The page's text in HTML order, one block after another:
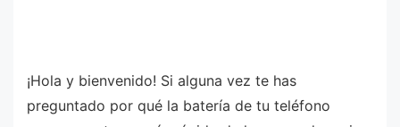
¡Hola y bienvenido! Si alguna vez te has
preguntado por qué la batería de tu teléfono